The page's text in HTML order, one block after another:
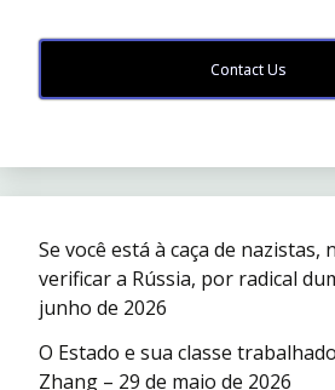
Contact Us
Se você está à caça de nazistas,
verificar a Rússia, por radical
junho de 2026
O Estado e sua classe
Zhang – 29 de maio de 2026